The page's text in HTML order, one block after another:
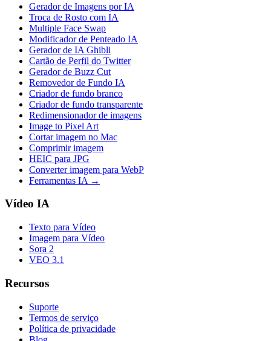
Gerador de Imagens por IA
Troca de Rosto com IA
Multiple Face Swap
Modificador de Penteado IA
Gerador de IA Ghibli
Cartão de Perfil do Twitter
Gerador de Buzz Cut
Removedor de Fundo IA
Criador de fundo branco
Criador de fundo transparente
Redimensionador de imagens
Image to Pixel Art
Cortar imagem no Mac
Comprimir imagem
HEIC para JPG
Converter imagem para WebP
Ferramentas IA →
Vídeo IA
Texto para Vídeo
Imagem para Vídeo
Sora 2
VEO 3.1
Recursos
Suporte
Termos de serviço
Política de privacidade